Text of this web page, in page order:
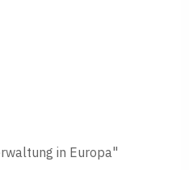
in Europa"